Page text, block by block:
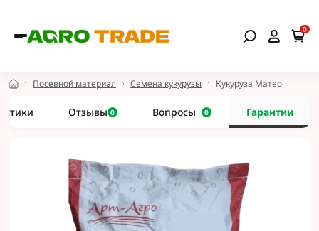
0
Посевной материал Семена кукурузы Кукуруза Матео
Отзывы 0 Вопросы 0 Гарантии